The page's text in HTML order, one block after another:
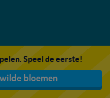
Speel de eerste!
bloemen